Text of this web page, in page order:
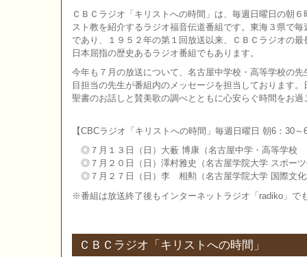
ＣＢＣラジオ「キリストへの時間」は、毎週日曜日の朝
スト教を紹介するラジオ福音伝道番組です。東海３県で
であり、１９５２年の第１回放送以来、ＣＢＣラジオの
日本屈指の歴史あるラジオ番組でもあります。
今年も７月の放送について、名古屋中学校・高等学校の
目担当の先生が番組内のメッセージを担当しております
聖書のお話しと賛美歌の調べとともに心安らぐ時間をお過
【CBCラジオ「キリストへの時間」毎週日曜日 朝6：30～
◎７月１３日（日）大薮 博康（名古屋中学・高等学校
◎７月２０日（日）澤村雅史（名古屋学院大学 スポー
◎７月２７日（日）李 相勲（名古屋学院大学 国際文化
※番組は放送終了後もインターネットラジオ「radiko」で
ＣＢＣラジオ「キリストへの時間」